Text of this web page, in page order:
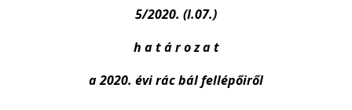
5/2020. (I.07.)
h a t á r o z a t
a 2020. évi rác bál fellépőiről